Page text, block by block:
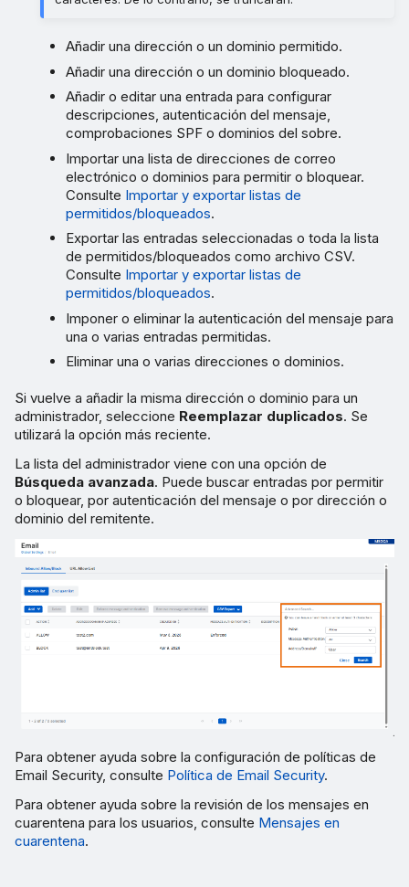
Añadir una dirección o un dominio permitido.
Añadir una dirección o un dominio bloqueado.
Añadir o editar una entrada para configurar
descripciones, autenticación del mensaje,
comprobaciones SPF o dominios del sobre.
Importar una lista de direcciones de correo
electrónico o dominios para permitir o bloquear.
Consulte Importar y exportar listas de
permitidos/bloqueados.
Exportar las entradas seleccionadas o toda la lista
de permitidos/bloqueados como archivo CSV.
Consulte Importar y exportar listas de
permitidos/bloqueados.
Imponer o eliminar la autenticación del mensaje para
una o varias entradas permitidas.
Eliminar una o varias direcciones o dominios.
Si vuelve a añadir la misma dirección o dominio para un
administrador, seleccione Reemplazar duplicados. Se
utilizará la opción más reciente.
La lista del administrador viene con una opción de
Búsqueda avanzada. Puede buscar entradas por permitir
o bloquear, por autenticación del mensaje o por dirección o
dominio del remitente.
Para obtener ayuda sobre la configuración de políticas de
Email Security, consulte Política de Email Security.
Para obtener ayuda sobre la revisión de los mensajes en
cuarentena para los usuarios, consulte Mensajes en
cuarentena.